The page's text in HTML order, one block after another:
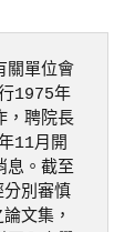
關單位會
1975年
，聘院長
11月開
息。截至
別審慎
文集，